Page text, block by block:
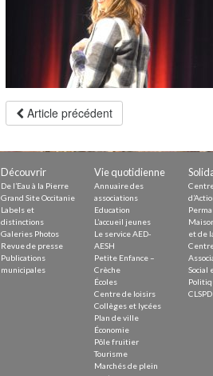
Petite Enfance – Crèche
Écoles
Centre de loisirs
Collèges et lycées
Le service AED-AESH
PAM – Pôle d’Attractivité de
Zones d’activités économiques
Animations du centre-ville
Annuaire des commerces
Démarchage
Urbanisme
Environnement développement
Déchets
Eau
Prévention des risques
Crues
Article précédent
Découvrir
De l’Eau à la Pierre
Grand Site Occitanie
Labels et
distinctions
Galeries Photos
Revue de presse
Publications
municipales
Vie quotidienne
Annuaire des
associations
Education
L’accueil jeunes
Le service AED-
AESH
Petite Enfance –
Crèche
Écoles
Centre de loisirs
Collèges et lycées
Plan de ville
Économie
Pôle fruitier
Tourisme
Marchés de plein
et de
Social
CLSPD